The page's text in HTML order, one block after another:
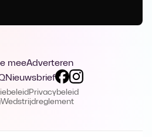
meeAdverteren
Nieuwsbrief
Privacybeleid
Wedstrijdreglement